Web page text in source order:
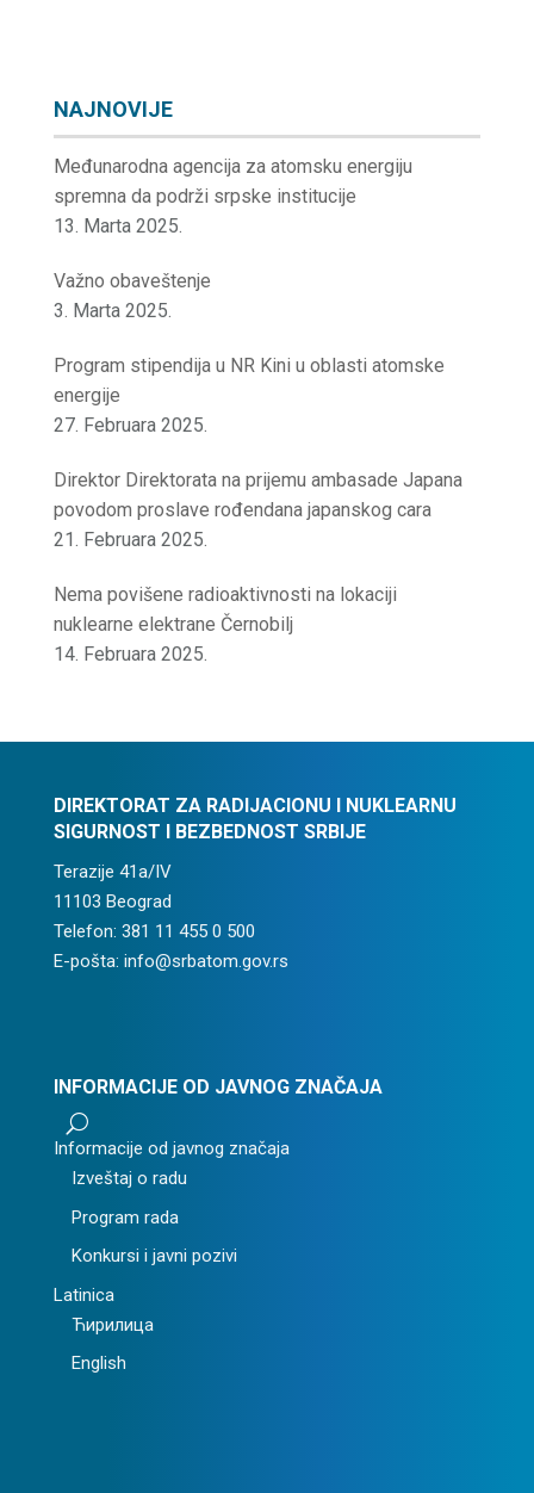
NAJNOVIJE
Međunarodna agencija za atomsku energiju
spremna da podrži srpske institucije
13. Marta 2025.
Važno obaveštenje
3. Marta 2025.
Program stipendija u NR Kini u oblasti atomske
energije
27. Februara 2025.
Direktor Direktorata na prijemu ambasade Japana
povodom proslave rođendana japanskog cara
21. Februara 2025.
Nema povišene radioaktivnosti na lokaciji
nuklearne elektrane Černobilj
14. Februara 2025.
DIREKTORAT ZA RADIJACIONU I NUKLEARNU
SIGURNOST I BEZBEDNOST SRBIJE
Terazije 41a/IV
11103 Beograd
Telefon: 381 11 455 0 500
E-pošta: info@srbatom.gov.rs
INFORMACIJE OD JAVNOG ZNAČAJA
U
Informacije od javnog značaja
Izveštaj o radu
Program rada
Konkursi i javni pozivi
Latinica
Ћирилица
English